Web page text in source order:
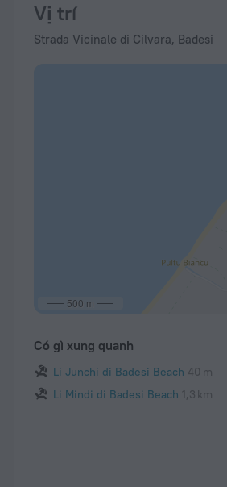
Vị trí
Strada Vicinale di Cilvara, Badesi
500 m
Có gì xung quanh
Li Junchi di Badesi Beach 40 m
Li Mindi di Badesi Beach 1,3 km